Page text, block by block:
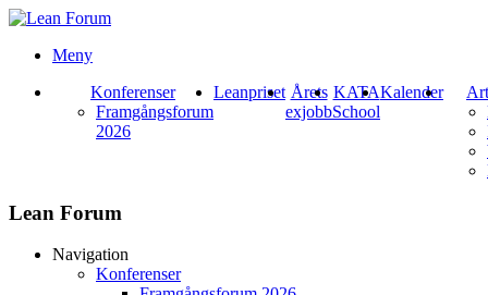
Meny
Konferenser
Framgångsforum
2026
Leanpriset Årets
exjobb
KATA
School
Kalender
Lean Forum
Navigation
Konferenser